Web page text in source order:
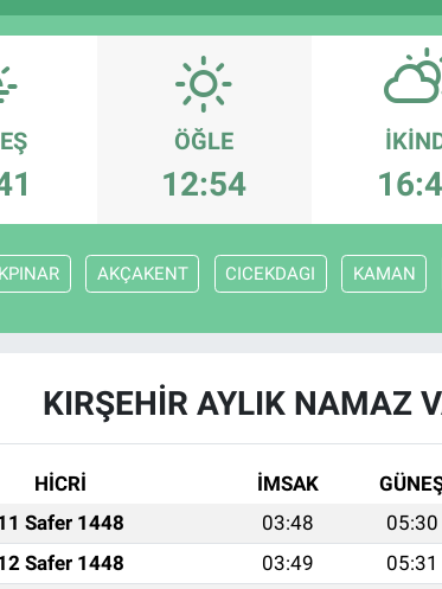
ÖĞLE
12:54
AKÇAKENT CICEKDAGI KAMAN
KIRŞEHİR AYLIK NAMAZ
HİCRİ İMSAK
Safer 1448 03:48 05:30
Safer 1448 03:49 05:31